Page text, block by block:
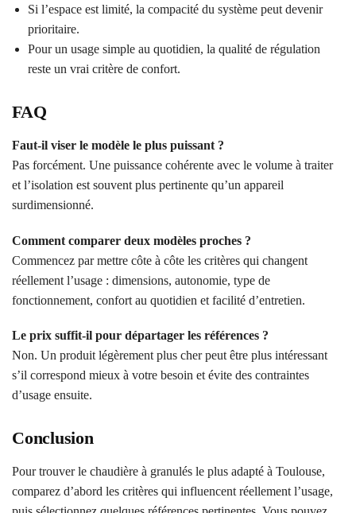
Si l’espace est limité, la compacité du système peut devenir
prioritaire.
Pour un usage simple au quotidien, la qualité de régulation
reste un vrai critère de confort.
FAQ
Faut-il viser le modèle le plus puissant ?
Pas forcément. Une puissance cohérente avec le volume à traiter
et l’isolation est souvent plus pertinente qu’un appareil
surdimensionné.
Comment comparer deux modèles proches ?
Commencez par mettre côte à côte les critères qui changent
réellement l’usage : dimensions, autonomie, type de
fonctionnement, confort au quotidien et facilité d’entretien.
Le prix suffit-il pour départager les références ?
Non. Un produit légèrement plus cher peut être plus intéressant
s’il correspond mieux à votre besoin et évite des contraintes
d’usage ensuite.
Conclusion
Pour trouver le chaudière à granulés le plus adapté à Toulouse,
comparez d’abord les critères qui influencent réellement l’usage,